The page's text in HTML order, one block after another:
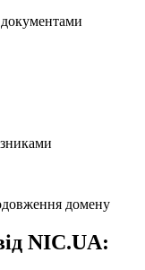
домену
NIC.UA: